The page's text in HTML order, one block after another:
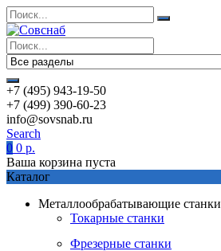
+7 (495) 943-19-50
+7 (499) 390-60-23
info@sovsnab.ru
Search
0 0 р.
Ваша корзина пуста
Каталог
Металлообрабатывающие станки
Токарные станки
Фрезерные станки